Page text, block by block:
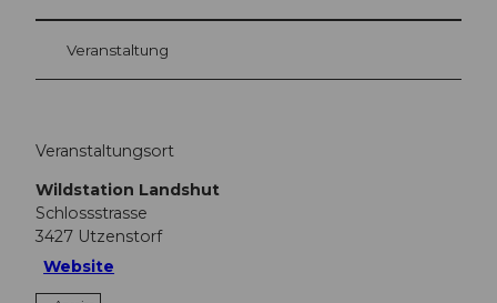
Veranstaltung
Veranstaltungsort
Wildstation Landshut
Schlossstrasse
3427 Utzenstorf
Website